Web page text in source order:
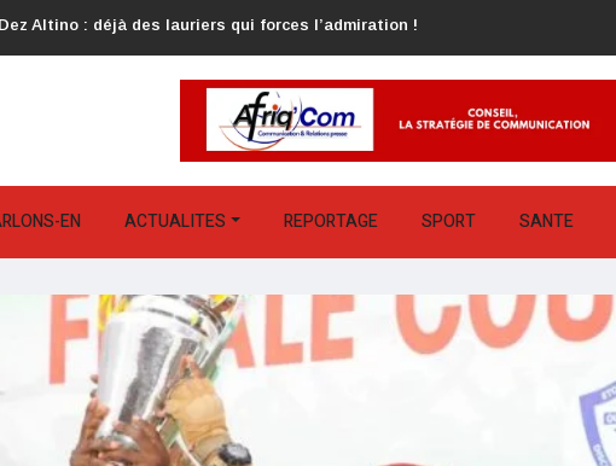
Altino : déjà des lauriers qui forces l’admiration !
EN ACTUALITES REPORTAGE SPORT SANTE